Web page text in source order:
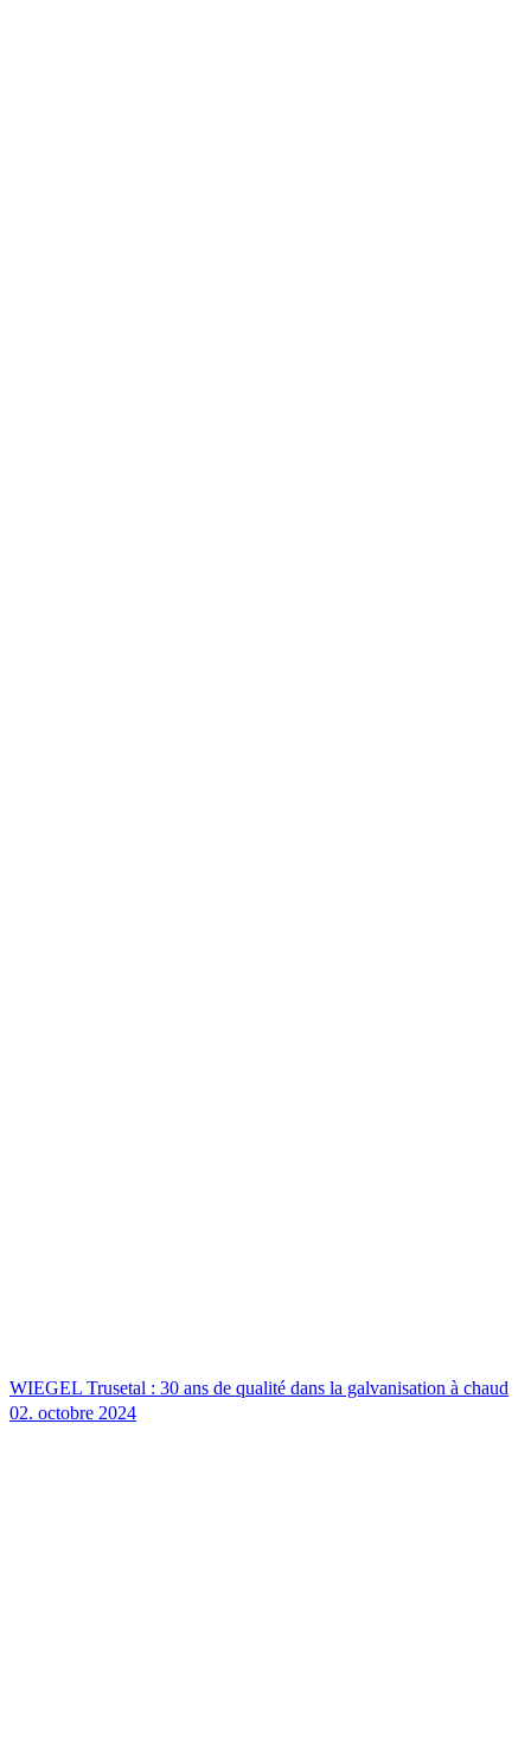
WIEGEL Trusetal : 30 ans de qualité dans la galvanisation à chaud
02. octobre 2024